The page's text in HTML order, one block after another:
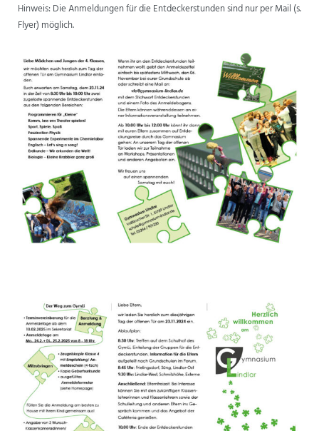
FORMULARE
Hinweis: Die Anmeldungen für die Entdeckerstunden sind nur per Mail (s.
Flyer) möglich.